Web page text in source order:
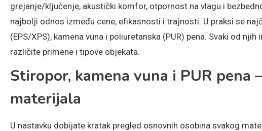
grejanje/ključenje, akustički komfor, otpornost na vlagu i
najbolji odnos između cene, efikasnosti i trajnosti. U praksi se
(EPS/XPS), kamena vuna i poliuretanska (PUR) pena. Svaki od
različite primene i tipove objekata.
Stiropor, kamena vuna i PUR
materijala
U nastavku dobijate kratak pregled osnovnih osobina svakog